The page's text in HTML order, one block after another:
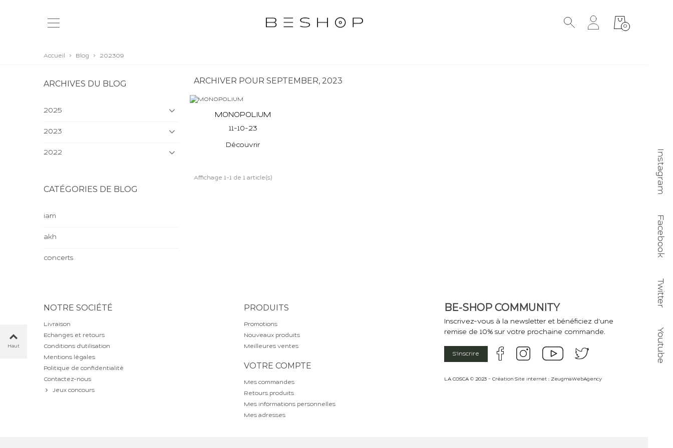
0
Accueil > Blog > 202309
ARCHIVES DU BLOG
2025
2023
2022
CATÉGORIES DE BLOG
iam
akh
concerts
ARCHIVER POUR SEPTEMBER, 2023
MONOPOLIUM
11-10-23
Découvrir
Affichage 1-1 de 1 article(s) Instagram
Facebook
Twitter
Youtube
NOTRE SOCIÉTÉ
Livraison
Echanges et retours
Conditions d'utilisation
Mentions légales
Politique de confidentialité
Contactez-nous
Jeux concours
PRODUITS
Promotions
Nouveaux produits
Meilleures ventes
VOTRE COMPTE
Mes commandes
Retours produits
Mes informations personnelles
Mes adresses
BE-SHOP COMMUNITY
Inscrivez-vous à la newsletter et bénéficiez d'une
remise de 10% sur votre prochaine commande.
S'inscrire
LA COSCA © 2023 - Création Site internet : ZeugmaWebAgency
Haut